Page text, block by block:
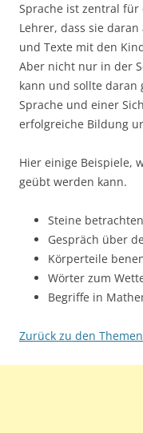
Sprache ist zentral
Lehrer, dass sie
und Texte mit den
Aber nicht nur in der
kann und sollte
Sprache und einer
erfolgreiche Bildung
Hier einige Beispiele,
geübt werden kann.
Steine
Gespräch über
Körperteile
Wörter zum
Begriffe in
Zurück zu den